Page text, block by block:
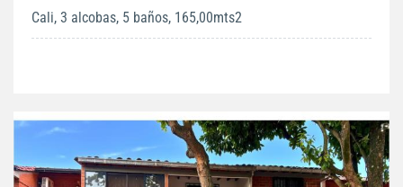
Cali, 3 alcobas, 5 baños, 165,00mts2